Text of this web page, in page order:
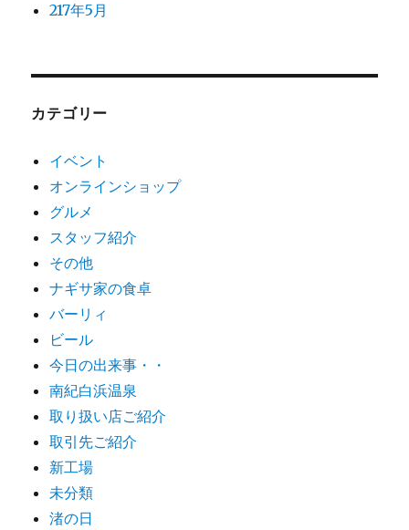
217年5月
カテゴリー
イベント
オンラインショップ
グルメ
スタッフ紹介
その他
ナギサ家の食卓
バーリィ
ビール
今日の出来事・・
南紀白浜温泉
取り扱い店ご紹介
取引先ご紹介
新工場
未分類
渚の日